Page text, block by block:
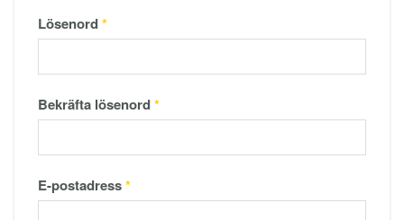
Lösenord*
Bekräfta lösenord*
E-postadress*